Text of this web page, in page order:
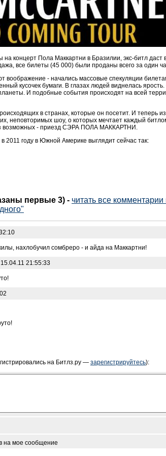
концерт Пола Маккартни в Бразилии, экс-битл даст
все билеты (45 000) были проданы всего за один
- начались массовые спекуляции
кусочек бумаги. В глазах людей виднелась
И подобные события происходят на всей
в странах, которые он посетит. И теперь
неповторимых шоу, о которых мечтает каждый
возможных - приезд СЭРА ПОЛА МАККАРТНИ.
2011 году в Южной Америке выглядит сейчас так:
первые 3) - читать все
нахлобучил сомбреро - и айда на Маккартни!
15.04.11 21:55:33
на Битлз.ру — зарегистрируйтесь):
на мое сообщение